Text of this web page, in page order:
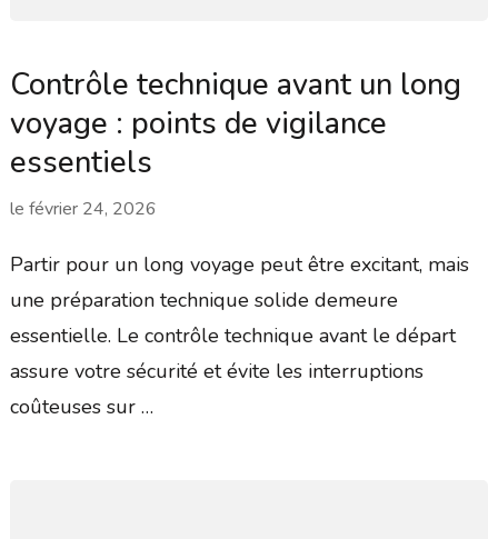
Contrôle technique avant un long
voyage : points de vigilance
essentiels
le février 24, 2026
Partir pour un long voyage peut être excitant, mais
une préparation technique solide demeure
essentielle. Le contrôle technique avant le départ
assure votre sécurité et évite les interruptions
coûteuses sur …